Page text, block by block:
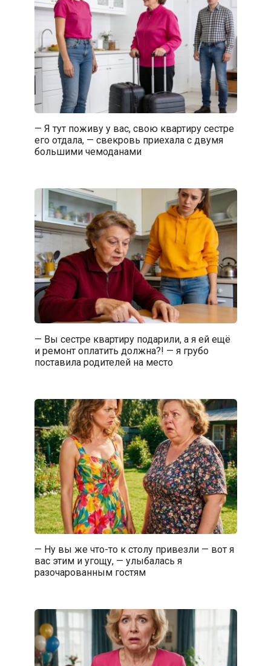
— Я тут поживу у вас, свою квартиру сестре
его отдала, — свекровь приехала с двумя
большими чемоданами
— Вы сестре квартиру подарили, а я ей ещё
и ремонт оплатить должна?! — я грубо
поставила родителей на место
— Ну вы же что-то к столу привезли — вот я
вас этим и угощу, — улыбалась я
разочарованным гостям